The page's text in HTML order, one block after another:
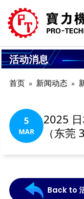
活动消息
首页 新闻动态
5
MAR
2025
（东莞
Back to